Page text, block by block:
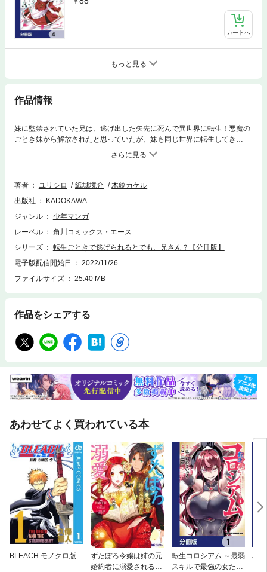
カートへ
もっと見る
作品情報
妹に監禁されていた兄は、逃げ出した矢先に死んで異世界に転生！悪魔の
ごとき妹から解放されたと思っていたが、妹も同じ世界に転生してき
て…!?「小説家になろう！」から誕生した超話題作、待望のコミカライズ!!
分冊版第29弾。※本作品は単行本を分割したもので、本編内容は同一の
ものとなります。重複購入にご注意ください。
著者
ユリシロ 紙城境介
木鈴カケル
出版社
KADOKAWA
ジャンル
少年マンガ
レーベル
角川コミックス・エース
シリーズ
転生ごときで逃げられるとでも、兄さん？【分冊版】
電子版配信開始日
2022/11/26
ファイルサイズ
25.40 MB
作品をシェアする
あわせてよく買われている本
BLEACH モノクロ版
ずたぼろ令嬢は姉の元
婚約者に溺愛される
転生コロシアム ～最弱
スキルで最強の女たち
異